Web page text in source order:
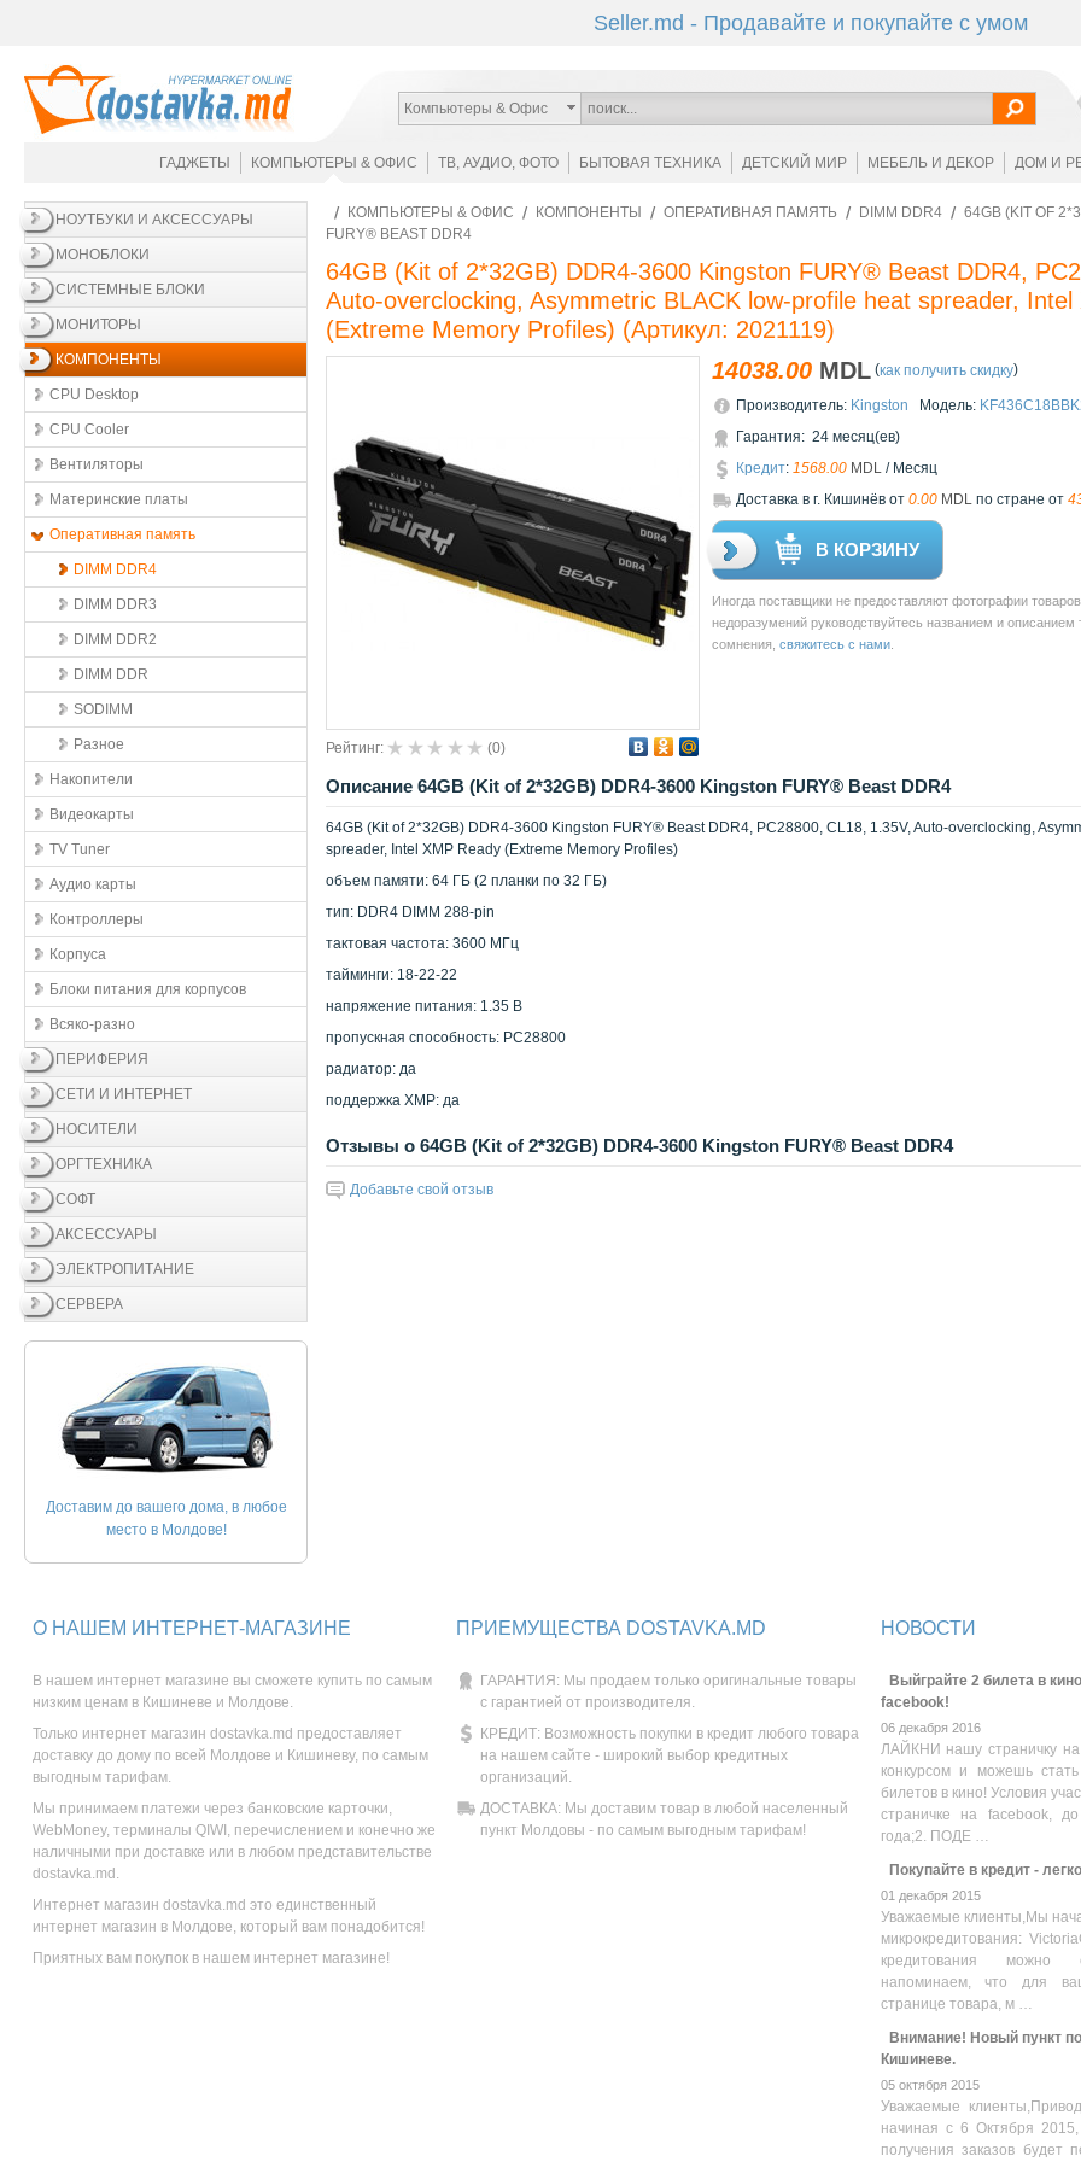
Seller.md - Продавайте и покупайте с умом
Компьютеры & Офис
ГАДЖЕТЫ КОМПЬЮТЕРЫ & ОФИС ТВ, АУДИО, ФОТО БЫТОВАЯ ТЕХНИКА ДЕТСКИЙ МИР МЕБЕЛЬ И ДЕКОР ДОМ И
НОУТБУКИ И АКСЕССУАРЫ
МОНОБЛОКИ
СИСТЕМНЫЕ БЛОКИ
МОНИТОРЫ
КОМПОНЕНТЫ
CPU Desktop
CPU Cooler
Вентиляторы
Материнские платы
Оперативная память
DIMM DDR4
DIMM DDR3
DIMM DDR2
DIMM DDR
SODIMM
Разное
Накопители
Видеокарты
TV Tuner
Аудио карты
Контроллеры
Корпуса
Блоки питания для корпусов
Всяко-разно
ПЕРИФЕРИЯ
СЕТИ И ИНТЕРНЕТ
НОСИТЕЛИ
ОРГТЕХНИКА
СОФТ
АКСЕССУАРЫ
ЭЛЕКТРОПИТАНИЕ
СЕРВЕРА
Доставим до вашего дома, в любое
место в Молдове!
КОМПЬЮТЕРЫ & ОФИС КОМПОНЕНТЫ ОПЕРАТИВНАЯ ПАМЯТЬ DIMM DDR4
64GB (KIT OF
FURY® BEAST DDR4
64GB (Kit of 2*32GB) DDR4-3600 Kingston FURY® Beast DDR4,
Auto-overclocking, Asymmetric BLACK low-profile heat spreader, Intel
(Extreme Memory Profiles) (Артикул: 2021119)
Рейтинг: (0)
14038.00 MDL (как получить скидку)
Производитель: Kingston Модель:
Гарантия: 24 месяц(ев)
Кредит: 1568.00 MDL / Месяц
Доставкa в г. Кишинёв от 0.00 MDL по стране от
В КОРЗИНУ
Иногда поставщики не предоставляют фотографии
недоразумений руководствуйтесь названием и описанием
сомнения, свяжитесь с нами
Описание 64GB (Kit of 2*32GB) DDR4-3600 Kingston FURY® Beast DDR4
64GB (Kit of 2*32GB) DDR4-3600 Kingston FURY® Beast DDR4, PC28800, CL18, 1.35V, Auto-overclocking,
spreader, Intel XMP Ready (Extreme Memory Profiles)
объем памяти: 64 ГБ (2 планки по 32 ГБ)
тип: DDR4 DIMM 288-pin
тактовая частота: 3600 МГц
тайминги: 18-22-22
напряжение питания: 1.35 В
пропускная способность: PC28800
радиатор: да
поддержка XMP: да
Отзывы о 64GB (Kit of 2*32GB) DDR4-3600 Kingston FURY® Beast DDR4
Добавьте свой отзыв
О НАШЕМ ИНТЕРНЕТ-МАГАЗИНЕ
В нашем интернет магазине вы сможете купить по самым
низким ценам в Кишиневе и Молдове.
Только интернет магазин dostavka.md предоставляет
доставку до дому по всей Молдове и Кишиневу, по самым
выгодным тарифам.
Мы принимаем платежи через банковские карточки,
WebMoney, терминалы QIWI, перечислением и конечно же
наличными при доставке или в любом представительстве
dostavka.md.
Интернет магазин dostavka.md это единственный
интернет магазин в Молдове, который вам понадобится!
Приятных вам покупок в нашем интернет магазине!
ПРИЕМУЩЕСТВА DOSTAVKA.MD
ГАРАНТИЯ: Мы продаем только оригинальные товары
с гарантией от производителя.
КРЕДИТ: Возможность покупки в кредит любого товара
на нашем сайте - широкий выбор кредитных
организаций.
ДОСТАВКА: Мы доставим товар в любой населенный
пункт Молдовы - по самым выгодным тарифам!
НОВОСТИ
Выйграйте 2 билета в
facebook!
06 декабря 2016
ЛАЙКНИ нашу страничку
конкурсом и можешь
билетов в кино! Условия
страничке на facebook,
года;2. ПОДЕ …
Покупайте в кредит -
01 декабря 2015
Уважаемые клиенты,Мы
микрокредитования:
кредитования можно
напоминаем, что для
странице товара, м …
Внимание! Новый пункт
Кишиневе.
05 октября 2015
Уважаемые
начиная с 6 Октября
получения заказов будет